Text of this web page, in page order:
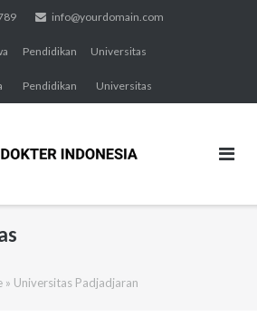
info@yourdomain.com
Pendidikan Universitas
Pendidikan Universitas
» Universitas Padjadjaran